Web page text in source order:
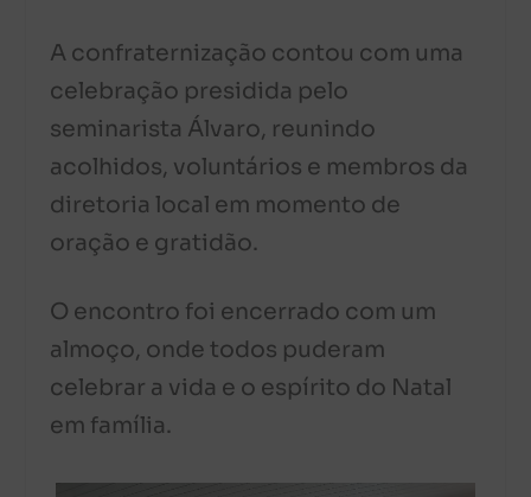
A confraternização contou com uma
celebração presidida pelo
seminarista Álvaro, reunindo
acolhidos, voluntários e membros da
diretoria local em momento de
oração e gratidão.
O encontro foi encerrado com um
almoço, onde todos puderam
celebrar a vida e o espírito do Natal
em família.